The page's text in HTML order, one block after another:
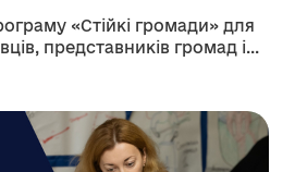
«Стійкі громади» для
представників громад і...